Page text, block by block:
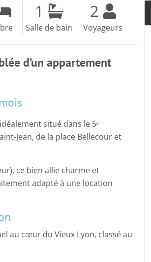
1
Salle de bain
2
Voyageurs
d’un appartement
situé dans le 5ᵉ
Jean, de la place Bellecour et
ce bien allie charme et
adapté à une location
au cœur du Vieux Lyon, classé au